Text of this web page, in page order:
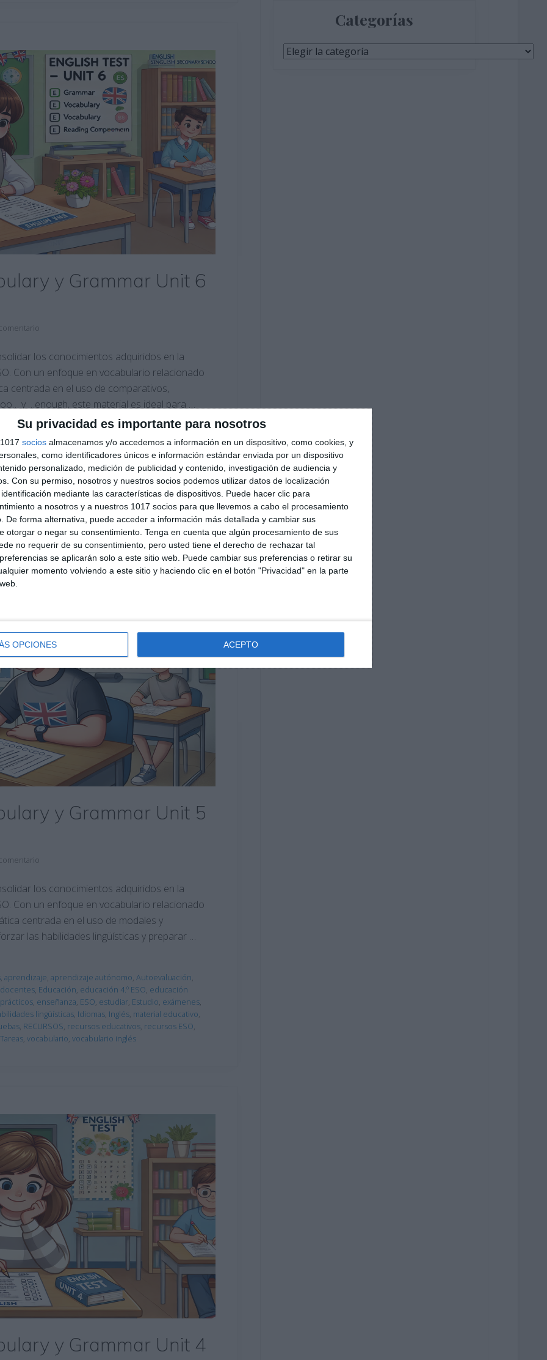
Su privacidad es importante para nosotros
socios almacenamos y/o accedemos a información en un dispositivo, como cookies, y
como identificadores únicos e información estándar enviada por un dispositivo
personalizado, medición de publicidad y contenido, investigación de audiencia y
Con su permiso, nosotros y nuestros socios podemos utilizar datos de localización
mediante las características de dispositivos. Puede hacer clic para
a nosotros y a nuestros 1017 socios para que llevemos a cabo el procesamiento
De forma alternativa, puede acceder a información más detallada y cambiar sus
otorgar o negar su consentimiento. Tenga en cuenta que algún procesamiento de sus
no requerir de su consentimiento, pero usted tiene el derecho de rechazar tal
se aplicarán solo a este sitio web. Puede cambiar sus preferencias o retirar su
momento volviendo a este sitio y haciendo clic en el botón "Privacidad" en la parte
OPCIONES ACEPTO
y Grammar Unit 6
los conocimientos adquiridos en la
Con un enfoque en vocabulario relacionado
centrada en el uso de comparativos,
y …enough, este material es ideal para …
,aprendizaje ,aprendizaje autónomo,as...as,
escrita,docentes,Educación,educación 4.º ESO,
,enseñanza,ESO,estudiar,Estudio ,exámenes,fichas,
,Idiomas,Inglés,material educativo,obligatoria,
,recursos ESO,refuerzo,repasar,SECUNDARIA,
inglés
y Grammar Unit 5
los conocimientos adquiridos en la
Con un enfoque en vocabulario relacionado
centrada en el uso de modales y
las habilidades lingüísticas y preparar …
, aprendizaje, aprendizaje autónomo, Autoevaluación,
docentes, Educación, educación 4.º ESO, educación
, enseñanza, ESO, estudiar, Estudio, exámenes,
lingüísticas, Idiomas, Inglés, material educativo,
, RECURSOS, recursos educativos, recursos ESO,
Tareas, vocabulario, vocabulario inglés
y Grammar Unit 4
Categorías
Categorías